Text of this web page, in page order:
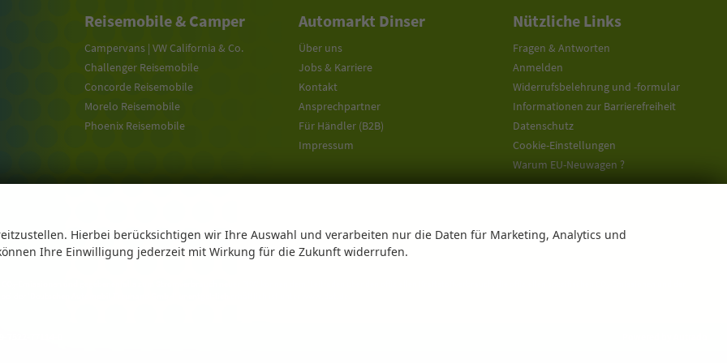
Reisemobile & Camper
Campervans | VW California & Co.
Challenger Reisemobile
Concorde Reisemobile
Morelo Reisemobile
Phoenix Reisemobile
Automarkt Dinser
Über uns
Jobs & Karriere
Kontakt
Ansprechpartner
Für Händler (B2B)
Impressum
Nützliche Links
Fragen & Antworten
Anmelden
Widerrufsbelehrung und -formular
Informationen zur Barrierefreiheit
Datenschutz
Cookie-Einstellungen
Warum EU-Neuwagen ?
der 'Deutschen Automobil Treuhand GmbH' unentgeltlich erhältlich ist unter www.dat.de.
Hierbei berücksichtigen wir Ihre Auswahl und verarbeiten nur die Daten für Marketing, Analytics und
Ihre Einwilligung jederzeit mit Wirkung für die Zukunft widerrufen.